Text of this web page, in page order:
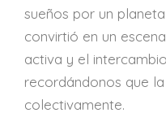
sueños por un
convirtió en un
activa y el
recordándonos que
colectivamente.